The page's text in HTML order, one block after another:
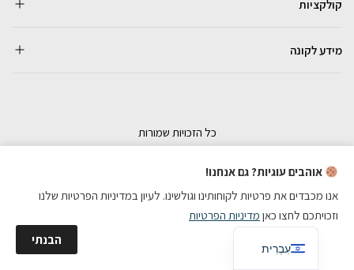
קולקציות
מידע לקונה
כל הזכויות שמורות
אוהבים עוגיות? גם אנחנו!
אנו מכבדים את פרטיות לקוחותינו וגולשינו. לעיון במדיניות הפרטיות שלנו
וזכויתכם לחצו כאן מדיניות הפרטיות
הבנתי
עִבְרִית
English